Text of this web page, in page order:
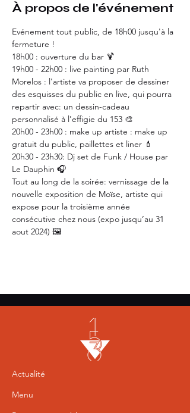
À propos de l'événement
Evénement tout public, de 18h00 jusqu'à la
fermeture !
18h00 : ouverture du bar 🍹
19h00 - 22h00 : live painting par Ruth
Morelos : l'artiste va proposer de dessiner
des esquisses du public en live, qui pourra
repartir avec: un dessin-cadeau
personnalisé à l'effigie du 153 🎨
20h00 - 23h00 : make up artiste : make up
gratuit du public, paillettes et liner 💄
20h30 - 23h30: Dj set de Funk / House par
Le Dauphin 🎧
Tout au long de la soirée: vernissage de la
nouvelle exposition de Moïse, artiste qui
expose pour la troisième année
consécutive chez nous (expo jusqu’au 31
aout 2024) 🖼️
Actualité
Menu